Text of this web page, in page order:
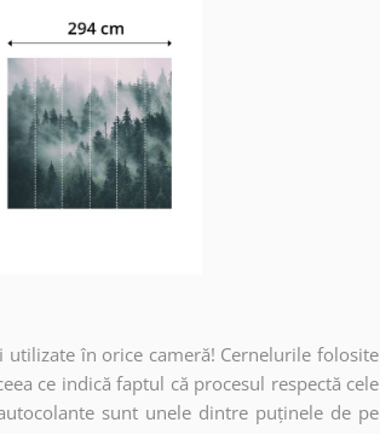
în orice cameră! Cernelurile folosite
ce indică faptul că procesul respectă cele
sunt unele dintre puținele de pe